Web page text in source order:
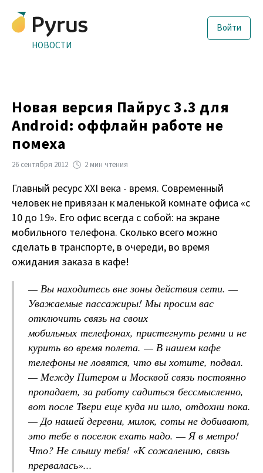
НОВОСТИ
Войти
Новая версия Пайрус 3.3 для
Android: оффлайн работе не
помеха
26 сентября 2012 2 мин чтения
Главный ресурс XXI века - время. Современный
человек не привязан к маленькой комнате офиса «с
10 до 19». Его офис всегда с собой: на экране
мобильного телефона. Сколько всего можно
сделать в транспорте, в очереди, во время
ожидания заказа в кафе!
— Вы находитесь вне зоны действия сети. —
Уважаемые пассажиры! Мы просим вас
отключить связь на своих
мобильных телефонах, пристегнуть ремни и не
курить во время полета. — В нашем кафе
телефоны не ловятся, что вы хотите, подвал.
— Между Питером и Москвой связь постоянно
пропадает, за работу садиться бессмысленно,
вот после Твери еще куда ни шло, отдохни пока.
— До нашей деревни, милок, соты не добивают,
это тебе в поселок ехать надо. — Я в метро!
Что? Не слышу тебя! «К сожалению, связь
прервалась»...